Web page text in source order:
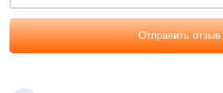
Отправить отзыв